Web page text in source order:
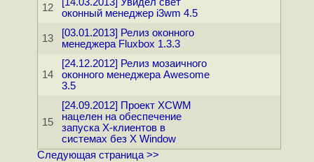
12
оконный менеджер i3wm 4.5
13
[03.01.2013] Релиз оконного
менеджера Fluxbox 1.3.3
14
[24.12.2012] Релиз мозаичного
оконного менеджера Awesome
3.5
15
[24.09.2012] Проект XCWM
нацелен на обеспечение
запуска X-клиентов в
системах без X Window
Следующая страница >>